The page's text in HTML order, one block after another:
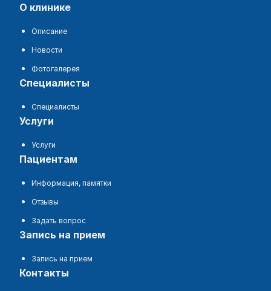
о клинике
Описание
Новости
Фотогалерея
специалисты
Специалисты
услуги
Услуги
пациентам
Информация, памятки
Отзывы
Задать вопрос
запись на прием
Запись на прием
контакты